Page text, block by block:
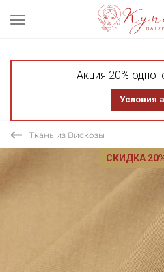
Акция 20%
Условия
Ткань из Вискозы
СКИДКА